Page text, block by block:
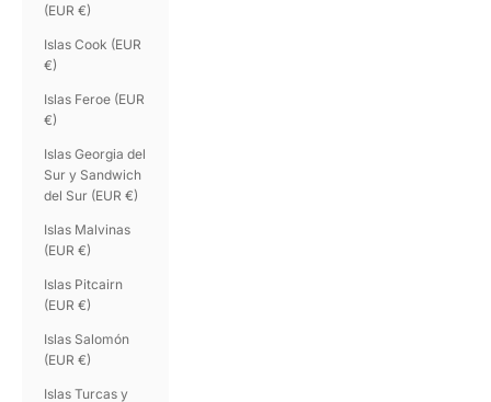
(EUR €)
Islas Cook (EUR
€)
Islas Feroe (EUR
€)
Islas Georgia del
Sur y Sandwich
del Sur (EUR €)
Islas Malvinas
(EUR €)
Islas Pitcairn
(EUR €)
Islas Salomón
(EUR €)
Islas Turcas y